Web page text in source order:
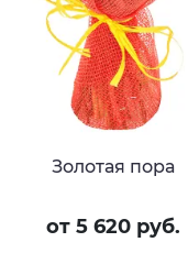
Золотая пора
от 5 620 руб.